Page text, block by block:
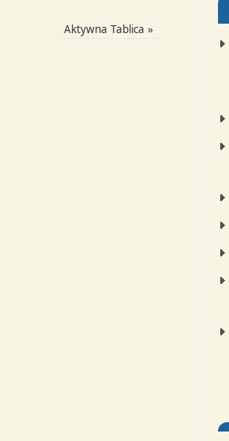
Aktywna Tablica »